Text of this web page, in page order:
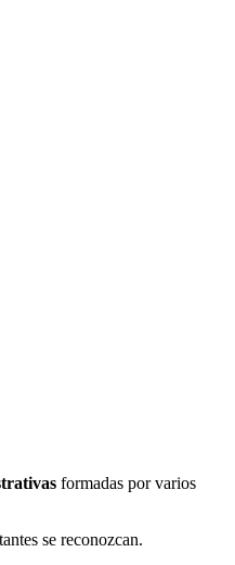
formadas por varios
se reconozcan.